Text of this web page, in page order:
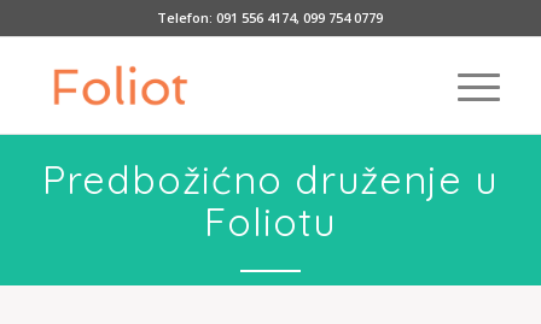
Telefon:091 556 4174,099 754 0779
Predbožićno druženje u
Foliotu